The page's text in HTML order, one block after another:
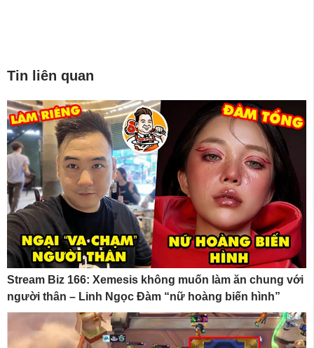
Tin liên quan
Stream Biz 166: Xemesis không muốn làm ăn chung với
người thân – Linh Ngọc Đàm “nữ hoàng biến hình”